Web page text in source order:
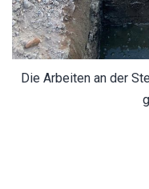
Die Arbeiten an der